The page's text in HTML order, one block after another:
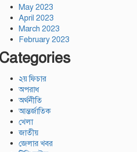
May 2023
April 2023
March 2023
February 2023
Categories
২য় ফিচার
অপরাধ
অর্থনীতি
আন্তর্জাতিক
খেলা
জাতীয়
জেলার খবর